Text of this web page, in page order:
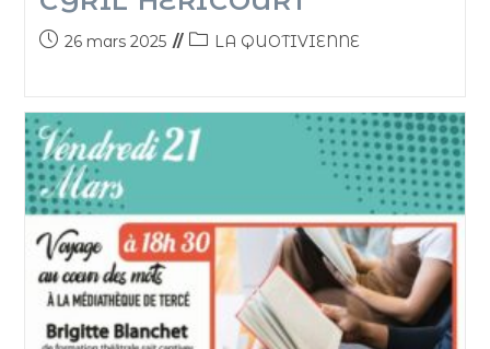
26 mars 2025 LA QUOTIVIENNE